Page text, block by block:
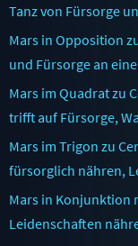
Tanz von Fürsorge
Mars in Opposition
und Fürsorge an
Mars im Quadrat zu
trifft auf Fürsorge,
Mars im Trigon zu
fürsorglich nähren,
Mars in Konjunktion
Leidenschaften